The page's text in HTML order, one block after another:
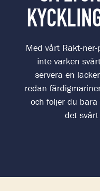
Med vårt Rakt-
inte varken
servera en
redan
och följer du
det